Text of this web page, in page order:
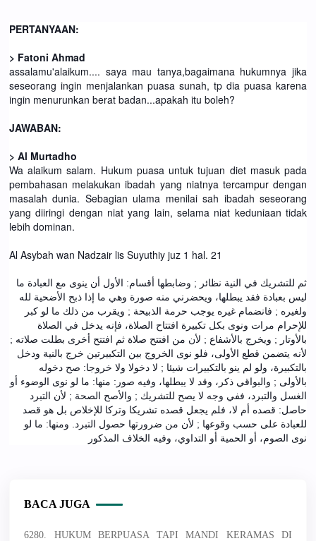
PERTANYAAN:
> Fatoni Ahmad
assalamu'alaikum.... saya mau tanya,bagaimana hukumnya jika
seseorang ingin menjalankan puasa sunah, tp dia puasa karena
ingin menurunkan berat badan...apakah itu boleh?
JAWABAN:
> Al Murtadho
Wa alaikum salam. Hukum puasa untuk tujuan diet masuk pada
pembahasan melakukan ibadah yang niatnya tercampur dengan
masalah dunia. Sebagian ulama menilai sah ibadah seseorang
yang diiringi dengan niat yang lain, selama niat keduniaan tidak
lebih dominan.
Al Asybah wan Nadzair lis Suyuthiy juz 1 hal. 21
ثم للتشريك في النية نظائر ; وضابطها أقسام: الأول أن ينوى مع العبادة ما
ليس بعبادة فقد يبطلها، ويحضرني منه صورة وهي ما إذا ذبح الأضحية لله
ولغيره ; فانضمام غيره يوجب حرمة الذبيحة ; ويقرب من ذلك ما لو كبر
للإحرام مرات ونوى بكل تكبيرة افتتاح الصلاة، فإنه يدخل في الصلاة
بالأوتار ; ويخرج بالأشفاع ; لأن من افتتح صلاة ثم افتتح أخرى بطلت صلاته ;
لأنه يتضمن قطع الأولى، فلو نوى الخروج بين التكبيرتين خرج بالنية ودخل
بالتكبيرة، ولو لم ينو بالتكبيرات شيئا ; لا دخولا ولا خروجا: صح دخوله
بالأولى ; والبواقي ذكر، وقد لا يبطلها، وفيه صور: منها: ما لو نوى الوضوء أو
الغسل والتبرد، ففي وجه لا يصح للتشريك ; والأصح الصحة ; لأن التبرد
حاصل: قصده أم لا، فلم يجعل قصده تشريكا وتركا للإخلاص بل هو قصد
للعبادة على حسب وقوعها ; لأن من ضرورتها حصول التبرد. ومنها: ما لو
نوى الصوم، أو الحمية أو التداوي، وفيه الخلاف المذكور
BACA JUGA
6280. HUKUM BERPUASA TAPI MANDI KERAMAS DI